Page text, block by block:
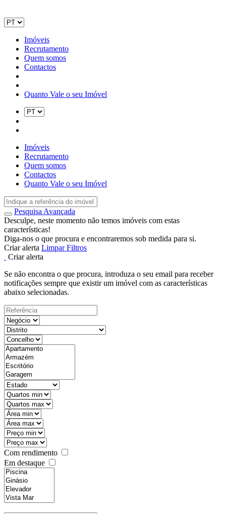
Imóveis
Recrutamento
Quem somos
Contactos
Quanto Vale o seu Imóvel
Imóveis
Recrutamento
Quem somos
Contactos
Quanto Vale o seu Imóvel
Pesquisa Avançada
Desculpe, neste momento não temos imóveis com estas
características!
Diga-nos o que procura e encontraremos sob medida para si.
Criar alerta Limpar Filtros
Criar alerta
Se não encontra o que procura, introduza o seu email para receber
notificações sempre que existir um imóvel com as características
abaixo selecionadas.
Com rendimento
Em destaque